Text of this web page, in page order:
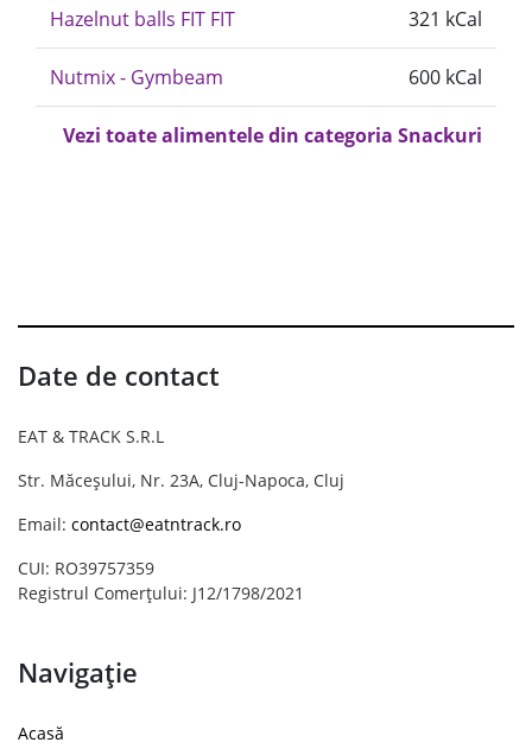
Hazelnut balls FIT FIT 321 kCal
Nutmix - Gymbeam 600 kCal
Vezi toate alimentele din categoria Snackuri
Date de contact
EAT & TRACK S.R.L
Str. Măceșului, Nr. 23A, Cluj-Napoca, Cluj
Email: contact@eatntrack.ro
CUI: RO39757359
Registrul Comerțului: J12/1798/2021
Navigație
Acasă